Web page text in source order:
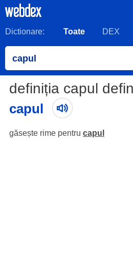
Dictionare: Toate DEX
definiția capul
capul
găsește rime pentru capul